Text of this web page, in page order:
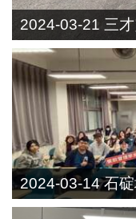
2024-03-21 三
2024-03-14 石